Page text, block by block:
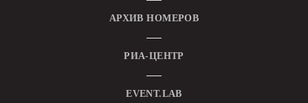
АРХИВ НОМЕРОВ
РИА-ЦЕНТР
EVENT.LAB